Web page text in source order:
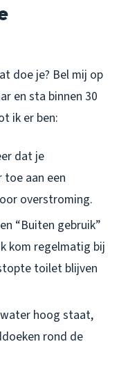
doe je? Bel mij op
en sta binnen 30
ik er ben:
dat je
aan een
overstroming.
“Buiten gebruik”
kom regelmatig bij
toilet blijven
hoog staat,
rond de